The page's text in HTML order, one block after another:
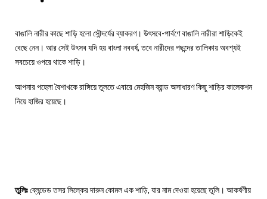
বাঙালি নারীর কাছে শাড়ি হলো সৌন্দর্যের ব্যাকরণ। উৎসবে-পার্বণে বাঙালি নারীরা শাড়িকেই
বেছে নেন। আর সেই উৎসব যদি হয় বাংলা নববর্ষ, তবে নারীদের পছন্দের তালিকায় অবশ্যই
সবচেয়ে ওপরে থাকে শাড়ি।
আপনার পহেলা বৈশাখকে রাঙ্গিয়ে তুলতে এবারে মেহজিন ব্রান্ড অসাধারণ কিছু শাড়ির কালেকশন
নিয়ে হাজির হয়েছে।
তুলিঃব্লেন্ডেড তসর সিল্কের দারুন কোমল এক শাড়ি, যার নাম দেওয়া হয়েছে তুলি। আকর্ষণীয়